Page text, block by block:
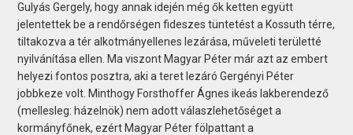
Gulyás Gergely, hogy annak idején még ők ketten együtt
jelentettek be a rendőrségen fideszes tüntetést a Kossuth térre,
tiltakozva a tér alkotmányellenes lezárása, műveleti területté
nyilvánítása ellen. Ma viszont Magyar Péter már azt az embert
helyezi fontos posztra, aki a teret lezáró Gergényi Péter
jobbkeze volt. Minthogy Forsthoffer Ágnes ikeás lakberendező
(mellesleg: házelnök) nem adott válaszlehetőséget a
kormányfőnek, ezért Magyar Péter fölpattant a